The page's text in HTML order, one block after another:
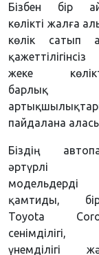
Бізбен бір
көлікті жалға
көлік сатып
қажеттілігінсіз
жеке
барлық
пайдалана
Біздің
әртүрлі
модельдерді
қамтиды,
Toyota
сенімділігі,
үнемділігі